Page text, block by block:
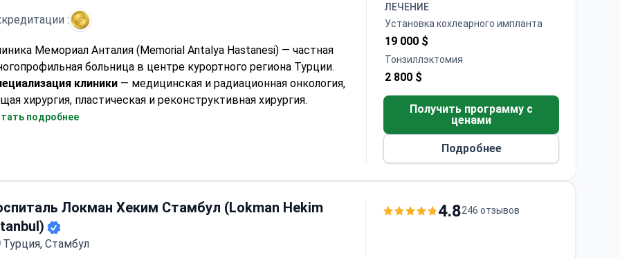
СНГ и Балкан выбирают клинику за специализированное и
лечение.
:
Мемориал Анталия (Memorial Antalya Hastanesi) — частная
больница в центре курортного региона Турции.
клиники — медицинская и радиационная онкология,
хирургия, пластическая и реконструктивная хирургия.
Анталия соответствует международному стандарту
подробнее
ЛЕЧЕНИЕ
Установка кохлеарного импланта
19 000 $
Тонзиллэктомия
2 800 $
Получить программу с
ценами
Подробнее
Локман Хеким Стамбул (Lokman Hekim
Турция, Стамбул
4.8246 отзывов